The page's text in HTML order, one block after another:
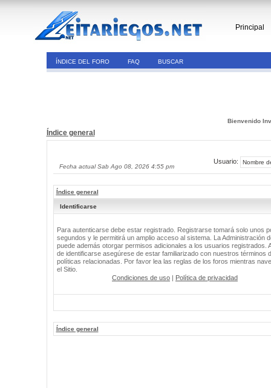
Principal
ÍNDICE DEL FORO FAQ BUSCAR
Bienvenido
Índice general
Fecha actual Sab Ago 08, 2026 4:55 pm
Usuario:
Índice general
Identificarse
Para autenticarse debe estar registrado. Registrarse tomará solo unos
segundos y le permitirá un amplio acceso al sistema. La Administración
puede además otorgar permisos adicionales a los usuarios registrados.
de identificarse asegúrese de estar familiarizado con nuestros términos
políticas relacionadas. Por favor lea las reglas de los foros mientras
el Sitio.
Condiciones de uso | Política de privacidad
Índice general